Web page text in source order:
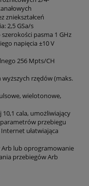
zniekształceń
2,5 GSa/s
szerokości pasma 1 GHz
napięcia ±10 V
256 Mpts/CH
rzędów (maks.
wielotonowe,
cala, umożliwiający
przebiegu
ułatwiająca
Arb lub oprogramowanie
przebiegów Arb